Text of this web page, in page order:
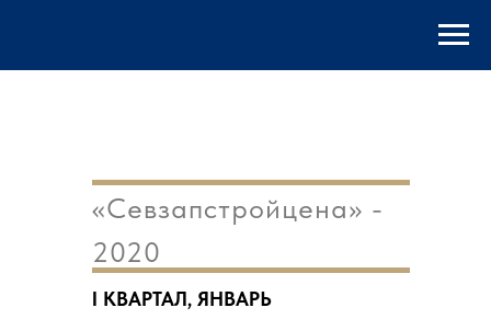
«Севзапстройцена» -
2020
I КВАРТАЛ, ЯНВАРЬ